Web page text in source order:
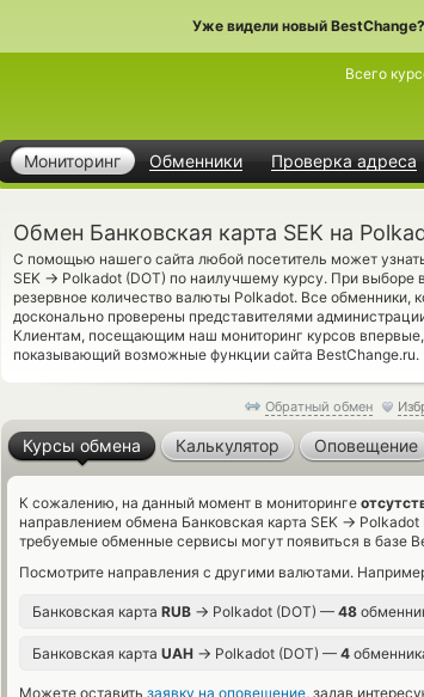
Уже видели новый
Мониторинг Обменники Проверка адреса
Всего
Обмен Банковская карта SEK на
С помощью нашего сайта любой посетитель может
SEK → Polkadot (DOT) по наилучшему курсу. При выборе
резервное количество валюты Polkadot. Все обменники,
досконально проверены представителями
Клиентам, посещающим наш мониторинг курсов
показывающий возможные функции сайта BestChange.ru.
Обратный обмен
Курсы обмена Калькулятор Оповещение
К сожалению, на данный момент в мониторинге
направлением обмена Банковская карта SEK → Polkadot
требуемые обменные сервисы могут появиться в базе
Посмотрите направления с другими валютами.
Банковская карта RUB → Polkadot (DOT) — 48
Банковская карта UAH → Polkadot (DOT) — 4
Можете оставить заявку на оповещение, задав